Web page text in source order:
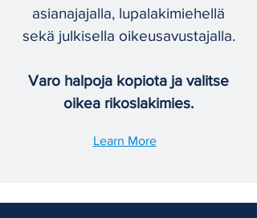
asianajajalla, lupalakimiehellä
sekä julkisella oikeusavustajalla.
Varo halpoja kopiota ja valitse
oikea rikoslakimies.
Learn More